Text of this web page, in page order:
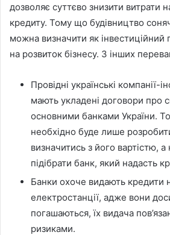
дозволяє суттєво знизити витрати
кредиту. Тому що будівництво
можна визначити як інвестиційний
на розвиток бізнесу. З інших
Провідні українські компанії-
мають укладені договори про
основними банками України.
необхідно буде лише
визначитись з його вартістю,
підібрати банк, який надасть
Банки охоче видають кредити
електростанції, адже вони
погашаються, їх видача
ризиками.